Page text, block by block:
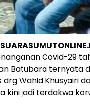
Covid-29
Batubara ternyata
drg Wahid Khusyairi
kini jadi terdakwa